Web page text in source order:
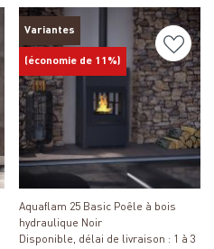
Variantes
(économie de 11%)
Détails
Aquaflam 25 Basic Poêle à bois
hydraulique Noir
Disponible, délai de livraison : 1 à 3